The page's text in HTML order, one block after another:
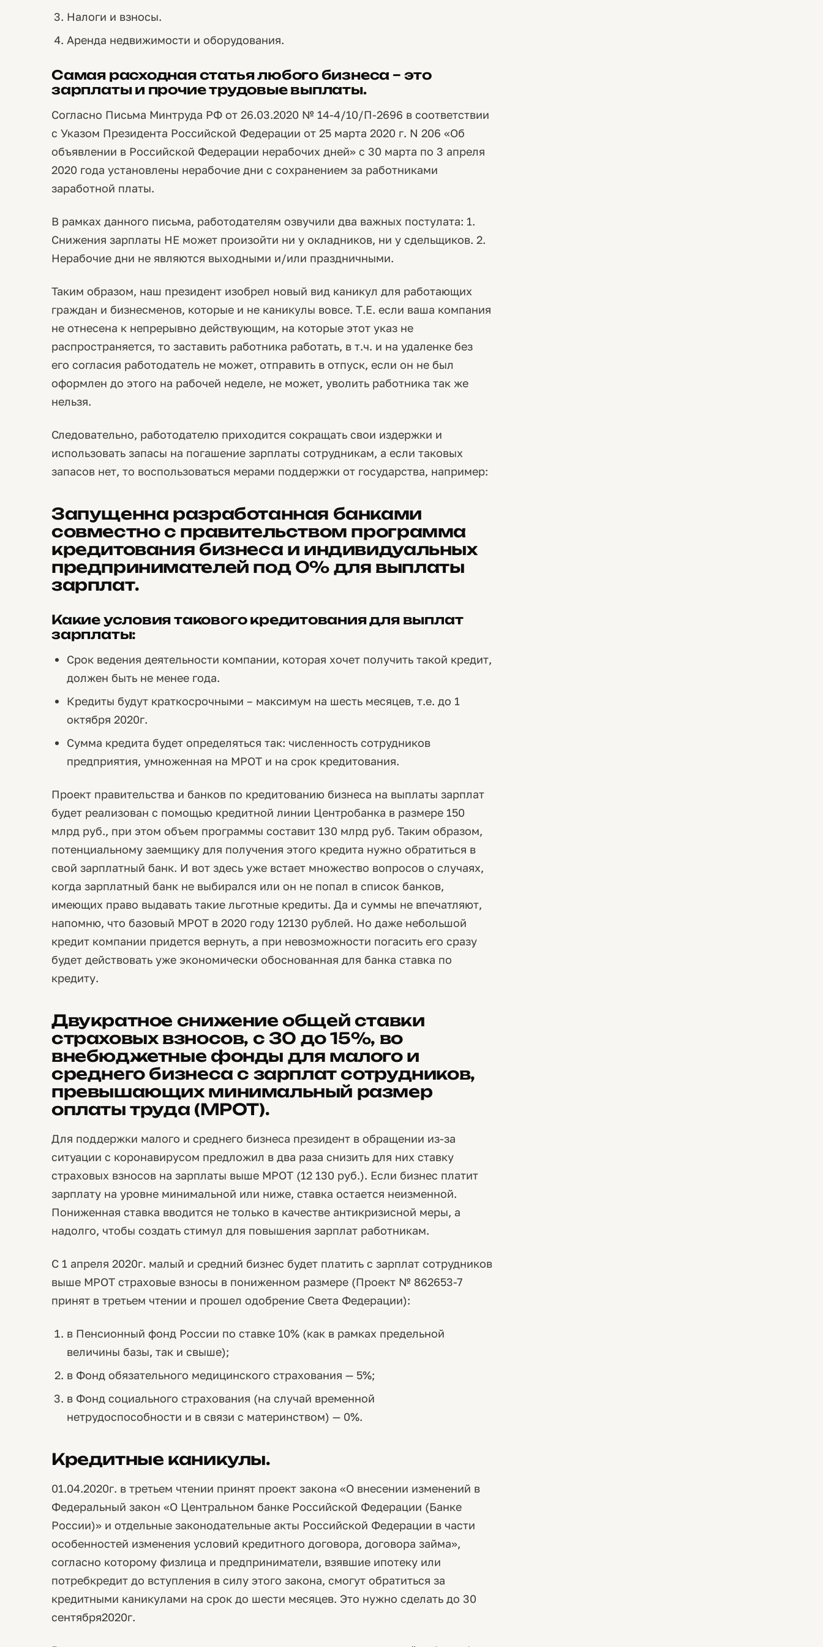
Налоги и взносы.
Аренда недвижимости и оборудования.
Самая расходная статья любого бизнеса – это
зарплаты и прочие трудовые выплаты.
Согласно Письма Минтруда РФ от 26.03.2020 № 14-4/10/П-2696 в соответствии
с Указом Президента Российской Федерации от 25 марта 2020 г. N 206 «Об
объявлении в Российской Федерации нерабочих дней» с 30 марта по 3 апреля
2020 года установлены нерабочие дни с сохранением за работниками
заработной платы.
В рамках данного письма, работодателям озвучили два важных постулата: 1.
Снижения зарплаты НЕ может произойти ни у окладников, ни у сдельщиков. 2.
Нерабочие дни не являются выходными и/или праздничными.
Таким образом, наш президент изобрел новый вид каникул для работающих
граждан и бизнесменов, которые и не каникулы вовсе. Т.Е. если ваша компания
не отнесена к непрерывно действующим, на которые этот указ не
распространяется, то заставить работника работать, в т.ч. и на удаленке без
его согласия работодатель не может, отправить в отпуск, если он не был
оформлен до этого на рабочей неделе, не может, уволить работника так же
нельзя.
Следовательно, работодателю приходится сокращать свои издержки и
использовать запасы на погашение зарплаты сотрудникам, а если таковых
запасов нет, то воспользоваться мерами поддержки от государства, например:
Запущенна разработанная банками
совместно с правительством программа
кредитования бизнеса и индивидуальных
предпринимателей под 0% для выплаты
зарплат.
Какие условия такового кредитования для выплат
зарплаты:
Срок ведения деятельности компании, которая хочет получить такой кредит,
должен быть не менее года.
Кредиты будут краткосрочными – максимум на шесть месяцев, т.е. до 1
октября 2020г.
Сумма кредита будет определяться так: численность сотрудников
предприятия, умноженная на МРОТ и на срок кредитования.
Проект правительства и банков по кредитованию бизнеса на выплаты зарплат
будет реализован с помощью кредитной линии Центробанка в размере 150
млрд руб., при этом объем программы составит 130 млрд руб. Таким образом,
потенциальному заемщику для получения этого кредита нужно обратиться в
свой зарплатный банк. И вот здесь уже встает множество вопросов о случаях,
когда зарплатный банк не выбирался или он не попал в список банков,
имеющих право выдавать такие льготные кредиты. Да и суммы не впечатляют,
напомню, что базовый МРОТ в 2020 году 12130 рублей. Но даже небольшой
кредит компании придется вернуть, а при невозможности погасить его сразу
будет действовать уже экономически обоснованная для банка ставка по
кредиту.
Двукратное снижение общей ставки
страховых взносов, с 30 до 15%, во
внебюджетные фонды для малого и
среднего бизнеса с зарплат сотрудников,
превышающих минимальный размер
оплаты труда (МРОТ).
Для поддержки малого и среднего бизнеса президент в обращении из-за
ситуации с коронавирусом предложил в два раза снизить для них ставку
страховых взносов на зарплаты выше МРОТ (12 130 руб.). Если бизнес платит
зарплату на уровне минимальной или ниже, ставка остается неизменной.
Пониженная ставка вводится не только в качестве антикризисной меры, а
надолго, чтобы создать стимул для повышения зарплат работникам.
С 1 апреля 2020г. малый и средний бизнес будет платить с зарплат сотрудников
выше МРОТ страховые взносы в пониженном размере (Проект № 862653-7
принят в третьем чтении и прошел одобрение Света Федерации):
в Пенсионный фонд России по ставке 10% (как в рамках предельной
величины базы, так и свыше);
в Фонд обязательного медицинского страхования — 5%;
в Фонд социального страхования (на случай временной
нетрудоспособности и в связи с материнством) — 0%.
Кредитные каникулы.
01.04.2020г. в третьем чтении принят проект закона «О внесении изменений в
Федеральный закон «О Центральном банке Российской Федерации (Банке
России)» и отдельные законодательные акты Российской Федерации в части
особенностей изменения условий кредитного договора, договора займа»,
согласно которому физлица и предприниматели, взявшие ипотеку или
потребкредит до вступления в силу этого закона, смогут обратиться за
кредитными каникулами на срок до шести месяцев. Это нужно сделать до 30
сентября2020г.